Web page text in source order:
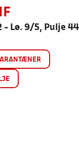
- Lø. 9/5, Pulje 44